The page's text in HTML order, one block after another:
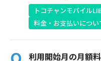
トコチャンモバイル
料金・お支払いにつ
利用開始月の月額